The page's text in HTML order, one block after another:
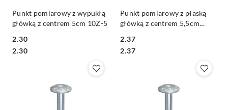
Punkt pomiarowy z wypukłą
główką z centrem 5cm 10Z-5
Cena:
2.30
Cena:
2.30
Punkt pomiarowy z płaską
główką z centrem 5,5cm
Cena:
2.37
Cena:
2.37